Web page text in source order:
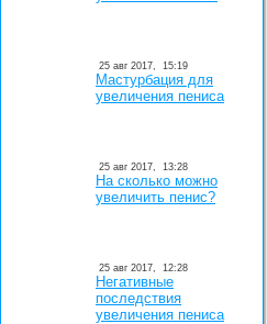
25 авг 2017, 15:19
Мастурбация для
увеличения пениса
25 авг 2017, 13:28
На сколько можно
увеличить пенис?
25 авг 2017, 12:28
Негативные
последствия
увеличения пениса